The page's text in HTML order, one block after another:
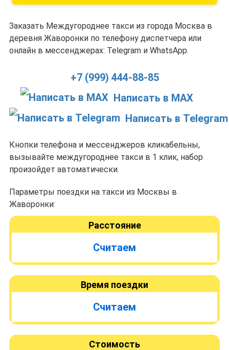
Заказать Междугороднее такси из города Москва в
деревня Жаворонки по телефону диспетчера или
онлайн в мессенджерах: Telegram и WhatsApp.
+7 (999) 444-88-85
Написать в MAX
Написать в Telegram
Кнопки телефона и мессенджеров кликабельны,
вызывайте междугороднее такси в 1 клик, набор
произойдет автоматически.
Параметры поездки на такси из Москвы в
Жаворонки:
Расстояние
Считаем
Время поездки
Считаем
Стоимость